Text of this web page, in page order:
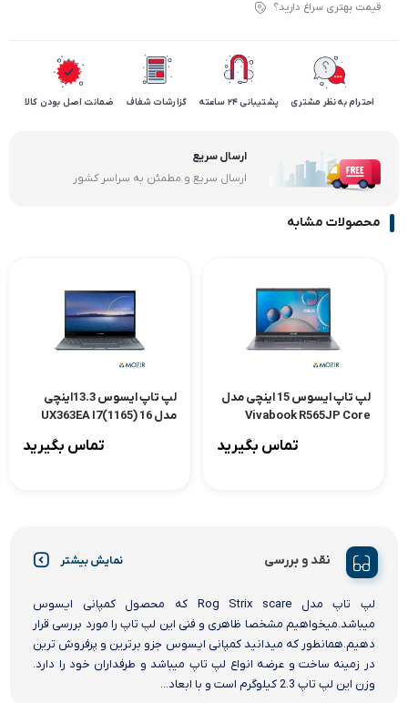
قیمت بهتری سراغ دارید؟
احترام به نظر مشتری پشتیبانی 24 ساعته گزارشات شفاف ضمانت اصل بودن کالا
ارسال سریع
ارسال سریع و مطمئن به سراسر کشور
محصولات مشابه
لپ تاپ ایسوس 15 اینچی مدل
Vivabook R565JP Core
2GB(MX330)FHDتماس بگیرید
لپ تاپ ایسوس 13.3اینچی
مدل UX363EA I7(1165) 16
تماس بگیرید
نقد و بررسی نمایش بیشتر
لپ تاپ مدل Rog Strix scare که محصول کمپانی ایسوس
میباشد.میخواهیم مشخصا ظاهری و فنی این لپ تاپ را مورد بررسی قرار
دهیم.همانطور که میدانید کمپانی ایسوس جزو برترین و پرفروش ترین
در زمینه ساخت و عرضه انواع لپ تاپ میباشد و طرفداران خود را دارد.
وزن این لپ تاپ 2.3 کیلوگرم است و با ابعاد...